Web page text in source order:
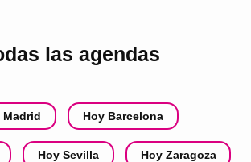
las agendas
Madrid Hoy Barcelona
Hoy Sevilla Hoy Zaragoza